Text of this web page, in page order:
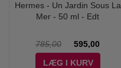
Hermes - Un Jardin Sous La
Mer - 50 ml - Edt
785,00
595,00
LÆG I KURV